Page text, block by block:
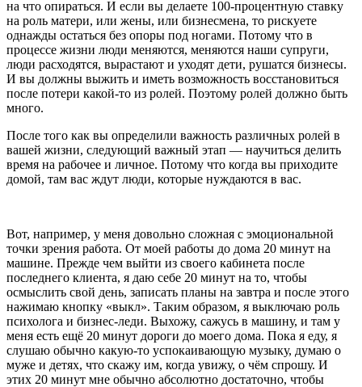
на что опираться. И если вы делаете 100-процентную ставку
на роль матери, или жены, или бизнесмена, то рискуете
однажды остаться без опоры под ногами. Потому что в
процессе жизни люди меняются, меняются наши супруги,
люди расходятся, вырастают и уходят дети, рушатся бизнесы.
И вы должны выжить и иметь возможность восстановиться
после потери какой-то из ролей. Поэтому ролей должно быть
много.
После того как вы определили важность различных ролей в
вашей жизни, следующий важный этап — научиться делить
время на рабочее и личное. Потому что когда вы приходите
домой, там вас ждут люди, которые нуждаются в вас.
Вот, например, у меня довольно сложная с эмоциональной
точки зрения работа. От моей работы до дома 20 минут на
машине. Прежде чем выйти из своего кабинета после
последнего клиента, я даю себе 20 минут на то, чтобы
осмыслить свой день, записать планы на завтра и после этого
нажимаю кнопку «выкл». Таким образом, я выключаю роль
психолога и бизнес-леди. Выхожу, сажусь в машину, и там у
меня есть ещё 20 минут дороги до моего дома. Пока я еду, я
слушаю обычно какую-то успокаивающую музыку, думаю о
муже и детях, что скажу им, когда увижу, о чём спрошу. И
этих 20 минут мне обычно абсолютно достаточно, чтобы